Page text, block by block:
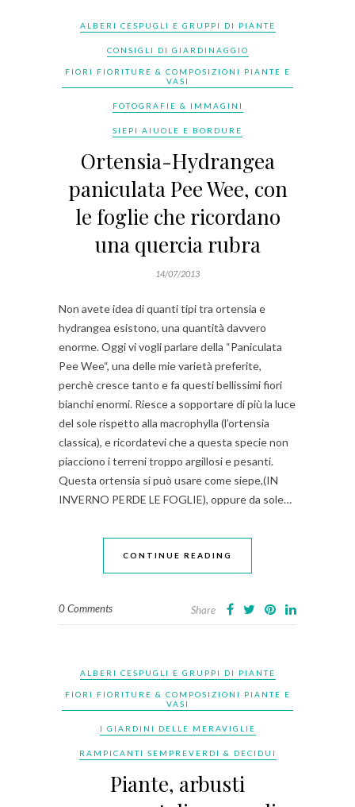
ALBERI CESPUGLI E GRUPPI DI PIANTE
CONSIGLI DI GIARDINAGGIO
FIORI FIORITURE & COMPOSIZIONI PIANTE E
VASI
FOTOGRAFIE & IMMAGINI
SIEPI AIUOLE E BORDURE
Ortensia-Hydrangea
paniculata Pee Wee, con
le foglie che ricordano
una quercia rubra
14/07/2013
Non avete idea di quanti tipi tra ortensia e
hydrangea esistono, una quantità davvero
enorme. Oggi vi vogli parlare della “Paniculata
Pee Wee“, una delle mie varietà preferite,
perchè cresce tanto e fa questi bellissimi fiori
bianchi enormi. Riesce a sopportare di più la luce
del sole rispetto alla macrophylla (l’ortensia
classica), e ricordatevi che a questa specie non
piacciono i terreni troppo argillosi e pesanti.
Questa ortensia si può usare come siepe,(IN
INVERNO PERDE LE FOGLIE), oppure da sole…
CONTINUE READING
0 Comments Share
ALBERI CESPUGLI E GRUPPI DI PIANTE
FIORI FIORITURE & COMPOSIZIONI PIANTE E
VASI
I GIARDINI DELLE MERAVIGLIE
RAMPICANTI SEMPREVERDI & DECIDUI
Piante, arbusti